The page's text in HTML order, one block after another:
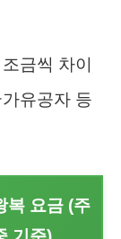
금씩 차이
유공자 등
복 요금 (주